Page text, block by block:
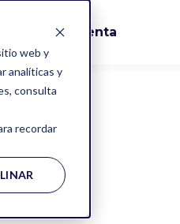
web y
analíticas y
consulta
recordar
Posventa